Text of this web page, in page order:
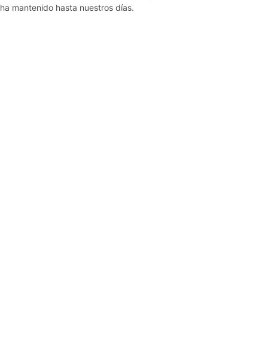
ha mantenido hasta nuestros días.